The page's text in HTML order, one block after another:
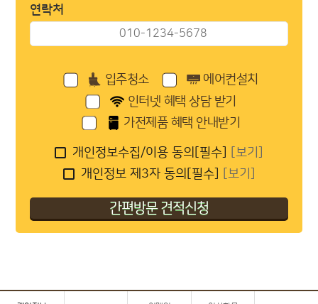
연락처
입주청소
에어컨설치
인터넷 혜택 상담 받기
가전제품 혜택 안내받기
개인정보수집/이용 동의[필수]
[보기]
개인정보 제3자 동의[필수]
[보기]